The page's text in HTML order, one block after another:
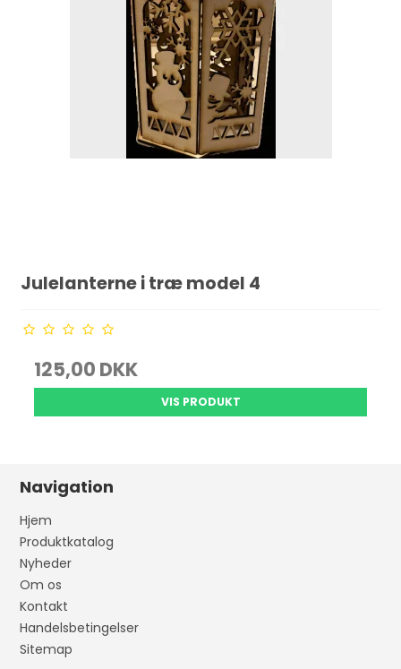
Julelanterne i træ model 4
125,00 DKK
VIS PRODUKT
Navigation
Hjem
Produktkatalog
Nyheder
Om os
Kontakt
Handelsbetingelser
Sitemap